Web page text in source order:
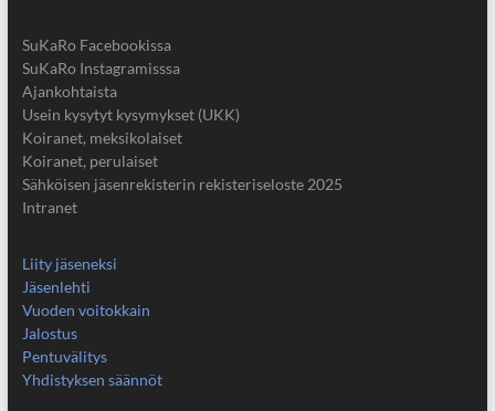
SuKaRo Facebookissa
SuKaRo Instagramisssa
Ajankohtaista
Usein kysytyt kysymykset (UKK)
Koiranet, meksikolaiset
Koiranet, perulaiset
Sähköisen jäsenrekisterin rekisteriseloste 2025
Intranet
Liity jäseneksi
Jäsenlehti
Vuoden voitokkain
Jalostus
Pentuvälitys
Yhdistyksen säännöt